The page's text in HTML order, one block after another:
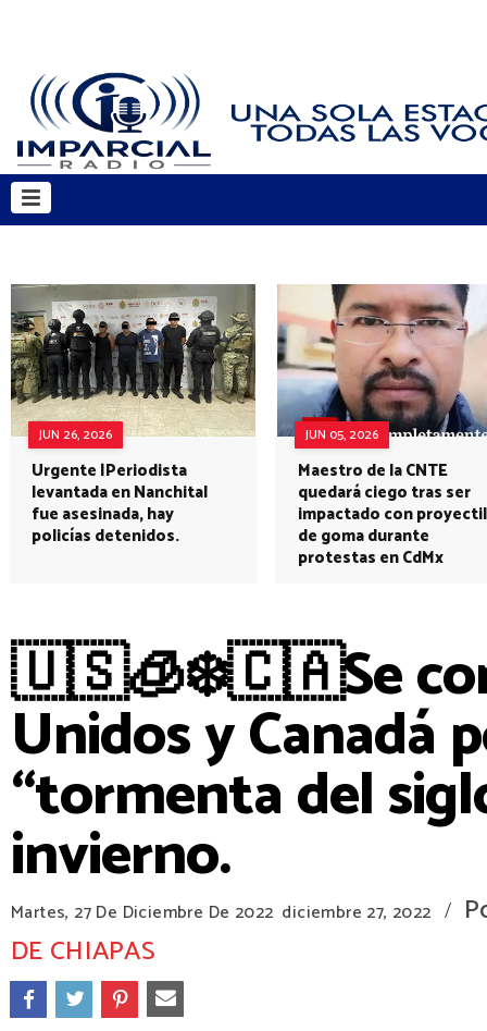
JUN 26, 2026
Urgente |Periodista
levantada en Nanchital
fue asesinada, hay
policías detenidos.
JUN 05, 2026
Maestro de la CNTE
quedará ciego tras ser
impactado con proyectil
de goma durante
protestas en CdMx
🇺🇸🧊❄️🇨🇦Se
Unidos y Canadá
“tormenta del
invierno.
Martes, 27 De Diciembre De 2022 diciembre 27, 2022 /
DE CHIAPAS